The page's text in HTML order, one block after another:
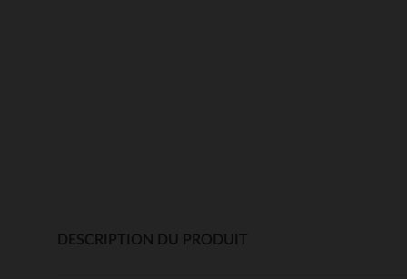
DESCRIPTION DU PRODUIT